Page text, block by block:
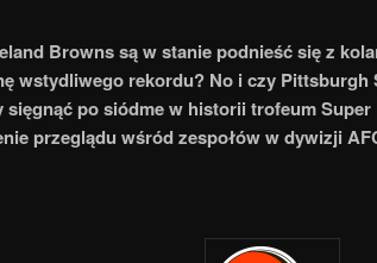
Browns są w stanie podnieść się z
wstydliwego rekordu? No i czy Pittsburgh
sięgnąć po siódme w historii trofeum
przeglądu wśród zespołów w dywizji